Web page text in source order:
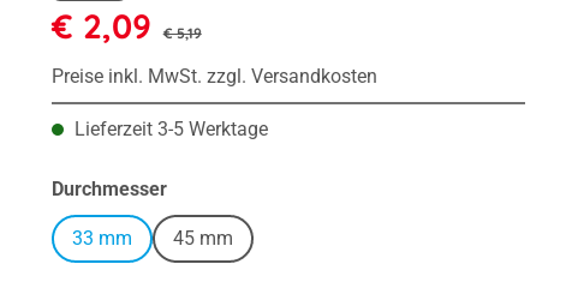
€ 2,09 € 5,19
Preise inkl. MwSt. zzgl. Versandkosten
Lieferzeit 3-5 Werktage
Durchmesserauswählen
33 mm 45 mm